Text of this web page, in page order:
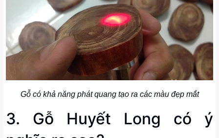
Gỗ có khả năng phát quang tạo ra các màu đẹp mắt
3. Gỗ Huyết Long có ý